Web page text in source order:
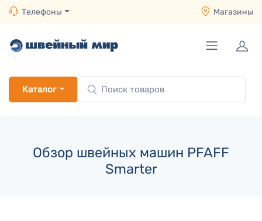
Телефоны Магазины
Каталог
Обзор швейных машин PFAFF
Smarter